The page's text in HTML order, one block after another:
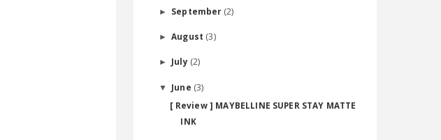
► September (2)
►August (3)
► July (2)
▼ June (3)
[ Review ] MAYBELLINE SUPER STAY MATTE
INK